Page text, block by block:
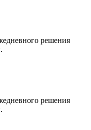
решения
решения